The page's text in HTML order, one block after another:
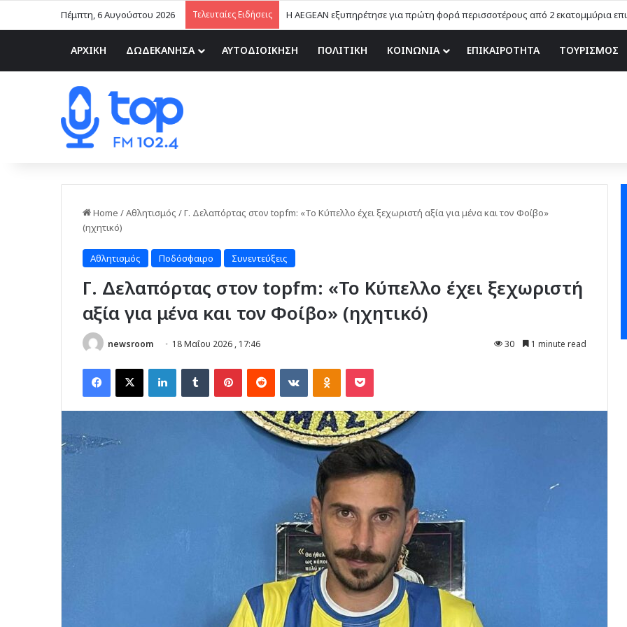
Πέμπτη, 6 Αυγούστου 2026 Τελευταίες Ειδήσεις Η AEGEAN εξυπηρέτησε για πρώτη φορά περισσοτέρους από 2 εκατομμύρια
ΑΡΧΙΚΗ ΔΩΔΕΚΑΝΗΣΑ ΑΥΤΟΔΙΟΙΚΗΣΗ ΠΟΛΙΤΙΚΗ ΚΟΙΝΩΝΙΑ ΕΠΙΚΑΙΡΟΤΗΤΑ ΤΟΥΡΙΣΜΟΣ
Home /Αθλητισμός /Γ. Δελαπόρτας στον topfm: «Το Κύπελλο έχει ξεχωριστή αξία για μένα και τον Φοίβο»
(ηχητικό)
Αθλητισμός Ποδόσφαιρο Συνεντεύξεις
Γ. Δελαπόρτας στον topfm: «Το Κύπελλο έχει ξεχωριστή
αξία για μένα και τον Φοίβο» (ηχητικό)
newsroom 18 Μαΐου 2026 , 17:46 30 1 minute read
Facebook
X LinkedInTumblr PinterestReddit VKontakteOdnoklassniki
Pocket